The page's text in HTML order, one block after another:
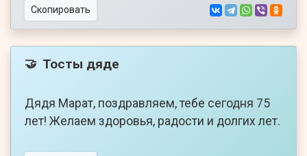
Скопировать
🤝 Тосты дяде
Дядя Марат, поздравляем, тебе сегодня 75
лет! Желаем здоровья, радости и долгих лет.